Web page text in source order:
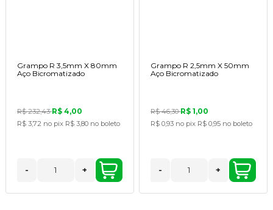
Grampo R 3,5mm X 80mm
Aço Bicromatizado
R$ 232,43R$ 4,00
R$ 3,72 no pix R$ 3,80 no boleto
- +
Grampo R 2,5mm X 50mm
Aço Bicromatizado
R$ 46,30R$ 1,00
R$ 0,93 no pix R$ 0,95 no boleto
- +